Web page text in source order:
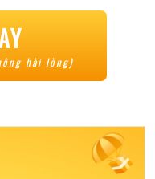
hài lòng)